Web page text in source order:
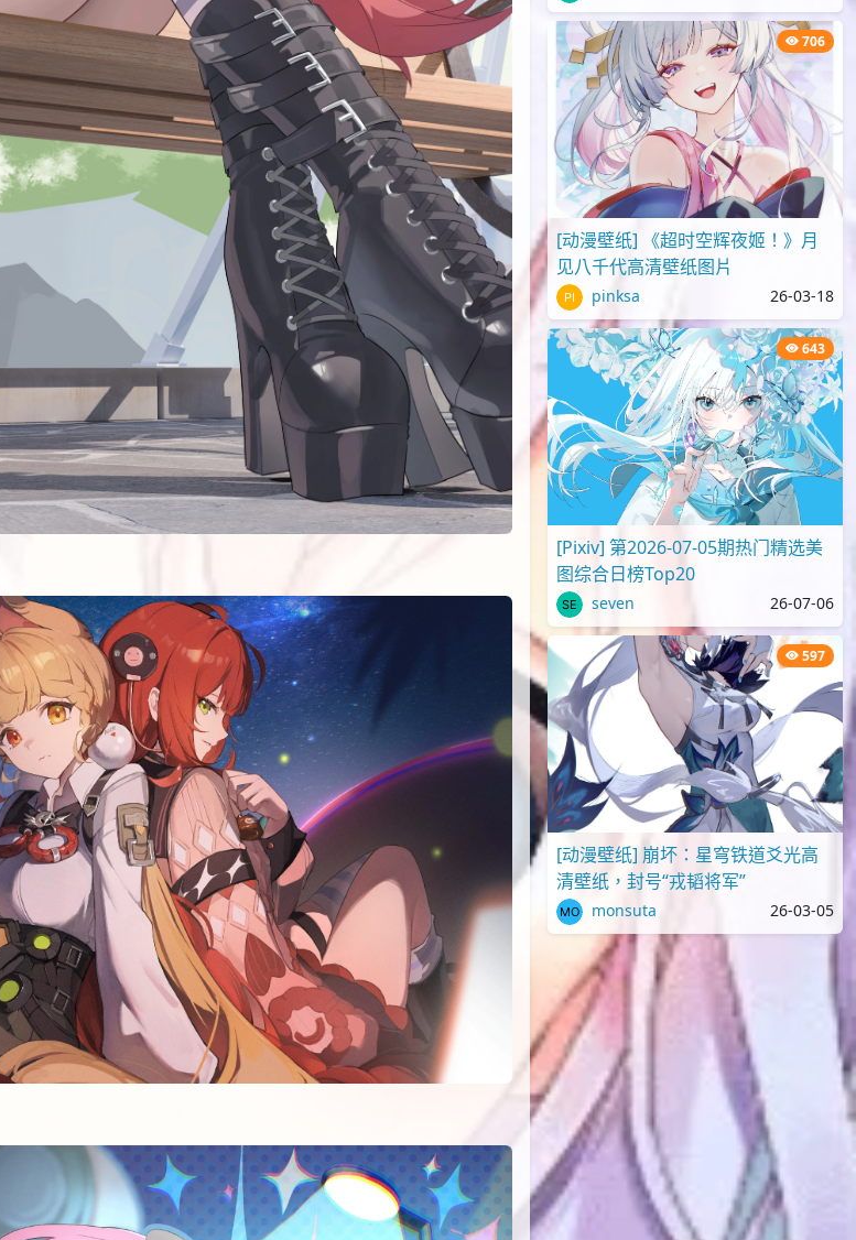
706
[动漫壁纸] 《超时空辉夜姬！》月
见八千代高清壁纸图片
pinksa 26-03-18
643
[Pixiv] 第2026-07-05期热门精选美
图综合日榜Top20
seven 26-07-06
597
[动漫壁纸] 崩坏：星穹铁道爻光高
清壁纸，封号“戎韬将军”
monsuta 26-03-05